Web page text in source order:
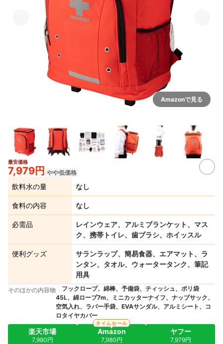
Amazonで見る
最安価格
7,979円 やや低価格
飲料水の量 なし
食料の内容 なし
必需品
レインウェア、アルミブランケット、マス
ク、携帯トイレ、歯ブラシ、ホイッスル
便利グッズ
サランラップ、簡易食器、エアマット、ラ
ンタン、タオル、ウォータータンク、筆記
用具
そのほかの内容物
フックロープ、綿棒、予備袋、ティッシュ、ポリ袋
45L、綿ロープ7m、ミニカッターナイフ、ナップサック、
空気入れ、ラバー手袋、EVAサンダル、アルミシート、コ
ロタイヤカバー
楽天市場
7,980円
Amazon
7,980円
タイムセール
ヤフー
7,979円